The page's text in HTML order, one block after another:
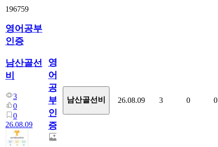
196759
영어공부
인증
남산골선
비
3
0
0
26.08.09
영
어
공
부
인
증
남산골선비 26.08.09 3 0 0